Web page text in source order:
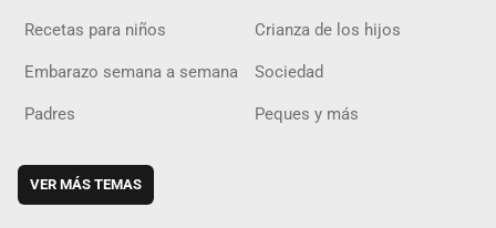
Recetas para niños Crianza de los hijos
Embarazo semana a semana Sociedad
Padres Peques y más
VER MÁS TEMAS